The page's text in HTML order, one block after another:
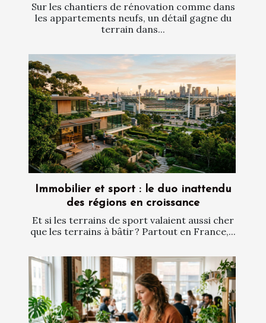
Sur les chantiers de rénovation comme dans
les appartements neufs, un détail gagne du
terrain dans...
Immobilier et sport : le duo inattendu
des régions en croissance
Et si les terrains de sport valaient aussi cher
que les terrains à bâtir ? Partout en France,...